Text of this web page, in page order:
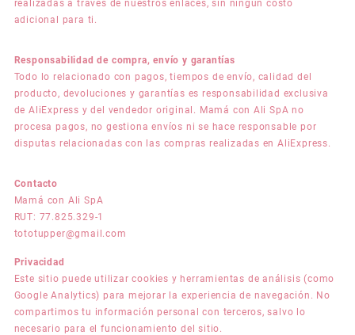
realizadas a través de nuestros enlaces, sin ningún costo
adicional para ti.
Responsabilidad de compra, envío y garantías
Todo lo relacionado con pagos, tiempos de envío, calidad del
producto, devoluciones y garantías es responsabilidad exclusiva
de AliExpress y del vendedor original. Mamá con Ali SpA no
procesa pagos, no gestiona envíos ni se hace responsable por
disputas relacionadas con las compras realizadas en AliExpress.
Contacto
Mamá con Ali SpA
RUT: 77.825.329-1
tototupper@gmail.com
Privacidad
Este sitio puede utilizar cookies y herramientas de análisis (como
Google Analytics) para mejorar la experiencia de navegación. No
compartimos tu información personal con terceros, salvo lo
necesario para el funcionamiento del sitio.